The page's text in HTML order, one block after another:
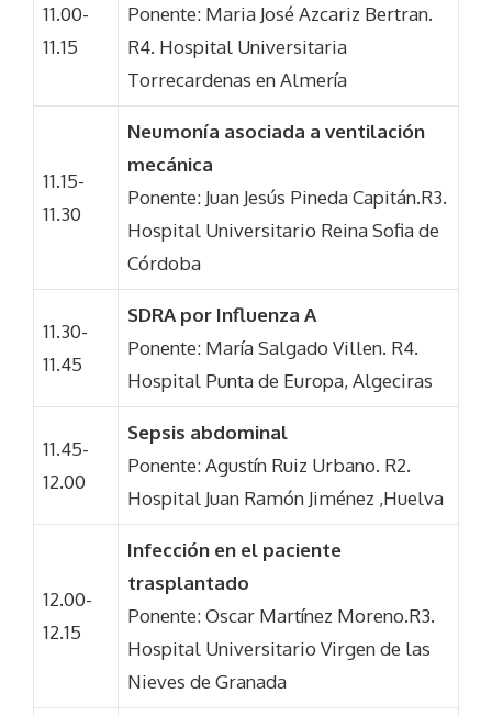
11.00-
11.15
Ponente: Maria José Azcariz Bertran.
R4. Hospital Universitaria
Torrecardenas en Almería
11.15-
11.30
Neumonía asociada a ventilación
mecánica
Ponente: Juan Jesús Pineda Capitán.R3.
Hospital Universitario Reina Sofia de
Córdoba
11.30-
11.45
SDRA por Influenza A
Ponente: María Salgado Villen. R4.
Hospital Punta de Europa, Algeciras
11.45-
12.00
Sepsis abdominal
Ponente: Agustín Ruiz Urbano. R2.
Hospital Juan Ramón Jiménez ,Huelva
12.00-
12.15
Infección en el paciente
trasplantado
Ponente: Oscar Martínez Moreno.R3.
Hospital Universitario Virgen de las
Nieves de Granada